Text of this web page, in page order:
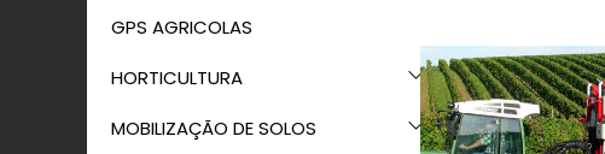
GPS AGRICOLAS
HORTICULTURA
MOBILIZAÇÃO DE SOLOS